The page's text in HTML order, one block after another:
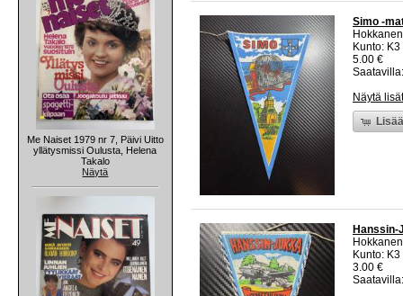
Me Naiset 1979 nr 7, Päivi Uitto
yllätysmissi Oulusta, Helena
Takalo
Näytä
Simo -
Kunto:
5.00 €
Näytä
Hanssin-
Kunto:
3.00 €